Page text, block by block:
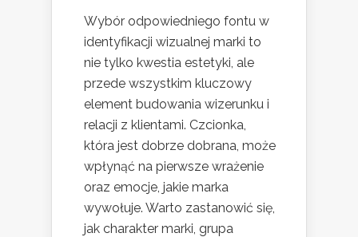
Wybór odpowiedniego fontu w
identyfikacji wizualnej marki to
nie tylko kwestia estetyki, ale
przede wszystkim kluczowy
element budowania wizerunku i
relacji z klientami. Czcionka,
która jest dobrze dobrana, może
wpłynąć na pierwsze wrażenie
oraz emocje, jakie marka
wywołuje. Warto zastanowić się,
jak charakter marki, grupa